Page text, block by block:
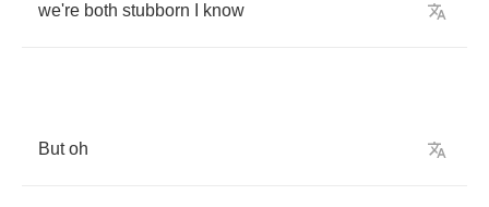
we're both stubborn know
But oh